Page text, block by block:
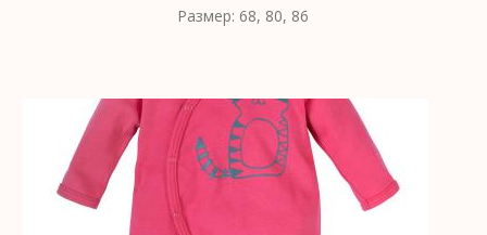
Размер: 68, 80, 86